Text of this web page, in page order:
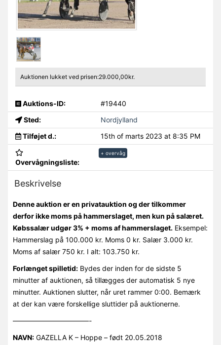
Auktionen lukket ved prisen:29.000,00kr.
Auktions-ID:
#19440
Sted:
Nordjylland
Tilføjet d.:
15th of marts 2023 at 8:35 PM
Overvågningsliste:
+ overvåg
Beskrivelse
Denne auktion er en privatauktion og der tilkommer
derfor ikke moms på hammerslaget, men kun på salæret.
Købssalær udgør 3% + moms af hammerslaget.Eksempel:
Hammerslag på 100.000 kr. Moms 0 kr. Salær 3.000 kr.
Moms af salær 750 kr. I alt: 103.750 kr.
Forlænget spilletid:Bydes der inden for de sidste 5
minutter af auktionen, så tillægges der automatisk 5 nye
minutter. Auktionen slutter, når uret rammer 0:00. Bemærk
at der kan være forskellige sluttider på auktionerne.
———————————-
NAVN:GAZELLA K – Hoppe – født 20.05.2018